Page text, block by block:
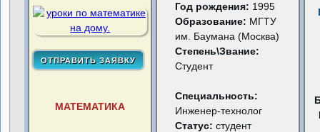
МАТЕМАТИКА
Год рождения: 1995
Образование: МГТУ
им. Баумана (Москва)
Степень\Звание:
Студент
Специальность:
Инженер-технолог
Статус:студент